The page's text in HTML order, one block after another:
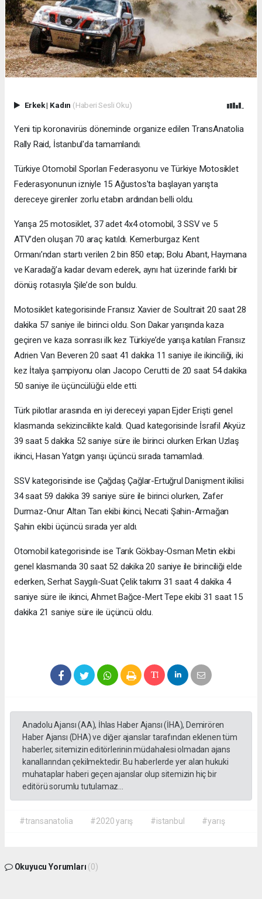
Erkek| Kadın (Haberi Sesli Oku)
Yeni tip koronavirüs döneminde organize edilen TransAnatolia
Rally Raid, İstanbul'da tamamlandı.
Türkiye Otomobil Sporları Federasyonu ve Türkiye Motosiklet
Federasyonunun izniyle 15 Ağustos'ta başlayan yarışta
dereceye girenler zorlu etabın ardından belli oldu.
Yarışa 25 motosiklet, 37 adet 4x4 otomobil, 3 SSV ve 5
ATV’den oluşan 70 araç katıldı. Kemerburgaz Kent
Ormanı’ndan startı verilen 2 bin 850 etap; Bolu Abant, Haymana
ve Karadağ’a kadar devam ederek, aynı hat üzerinde farklı bir
dönüş rotasıyla Şile’de son buldu.
Motosiklet kategorisinde Fransız Xavier de Soultrait 20 saat 28
dakika 57 saniye ile birinci oldu. Son Dakar yarışında kaza
geçiren ve kaza sonrası ilk kez Türkiye’de yarışa katılan Fransız
Adrien Van Beveren 20 saat 41 dakika 11 saniye ile ikinciliği, iki
kez İtalya şampiyonu olan Jacopo Cerutti de 20 saat 54 dakika
50 saniye ile üçüncülüğü elde etti.
Türk pilotlar arasında en iyi dereceyi yapan Ejder Erişti genel
klasmanda sekizincilikte kaldı. Quad kategorisinde İsrafil Akyüz
39 saat 5 dakika 52 saniye süre ile birinci olurken Erkan Uzlaş
ikinci, Hasan Yatgın yarışı üçüncü sırada tamamladı.
SSV kategorisinde ise Çağdaş Çağlar-Ertuğrul Danişment ikilisi
34 saat 59 dakika 39 saniye süre ile birinci olurken, Zafer
Durmaz-Onur Altan Tan ekibi ikinci, Necati Şahin-Armağan
Şahin ekibi üçüncü sırada yer aldı.
Otomobil kategorisinde ise Tarık Gökbay-Osman Metin ekibi
genel klasmanda 30 saat 52 dakika 20 saniye ile birinciliği elde
ederken, Serhat Saygılı-Suat Çelik takımı 31 saat 4 dakika 4
saniye süre ile ikinci, Ahmet Bağce-Mert Tepe ekibi 31 saat 15
dakika 21 saniye süre ile üçüncü oldu.
Anadolu Ajansı (AA), İhlas Haber Ajansı (İHA), Demirören
Haber Ajansı (DHA) ve diğer ajanslar tarafından eklenen tüm
haberler, sitemizin editörlerinin müdahalesi olmadan ajans
kanallarından çekilmektedir. Bu haberlerde yer alan hukuki
muhataplar haberi geçen ajanslar olup sitemizin hiç bir
editörü sorumlu tutulamaz...
#transanatolia #2020 yarış #istanbul #yarış
Okuyucu Yorumları (0)